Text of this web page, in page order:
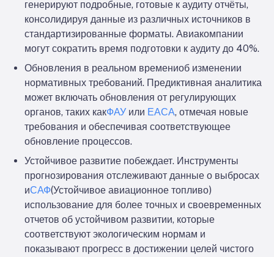
генерируют подробные, готовые к аудиту отчёты,
консолидируя данные из различных источников в
стандартизированные форматы. Авиакомпании
могут сократить время подготовки к аудиту до 40%.
Обновления в реальном времениоб изменении
нормативных требований. Предиктивная аналитика
может включать обновления от регулирующих
органов, таких какФАУ или ЕАСА, отмечая новые
требования и обеспечивая соответствующее
обновление процессов.
Устойчивое развитие побеждает. Инструменты
прогнозирования отслеживают данные о выбросах
иСАФ(Устойчивое авиационное топливо)
использование для более точных и своевременных
отчетов об устойчивом развитии, которые
соответствуют экологическим нормам и
показывают прогресс в достижении целей чистого